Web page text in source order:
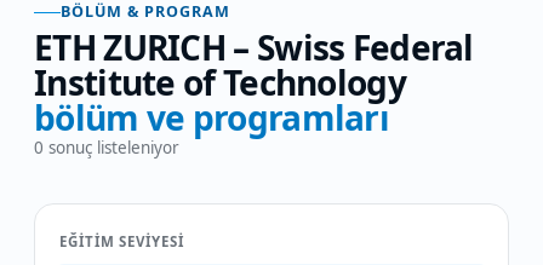
BÖLÜM & PROGRAM
ETH ZURICH – Swiss Federal
Institute of Technology
bölüm ve programları
0 sonuç listeleniyor
EĞITIM SEVIYESI